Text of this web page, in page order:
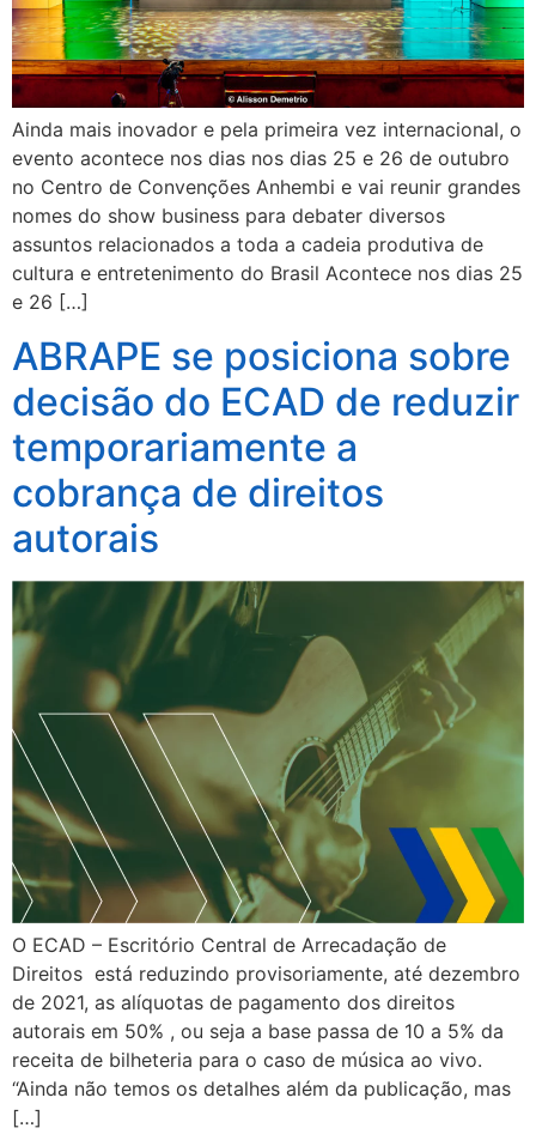
Ainda mais inovador e pela primeira vez internacional, o
evento acontece nos dias nos dias 25 e 26 de outubro
no Centro de Convenções Anhembi e vai reunir grandes
nomes do show business para debater diversos
assuntos relacionados a toda a cadeia produtiva de
cultura e entretenimento do Brasil Acontece nos dias 25
e 26 […]
ABRAPE se posiciona sobre
decisão do ECAD de reduzir
temporariamente a
cobrança de direitos
autorais
O ECAD – Escritório Central de Arrecadação de
Direitos está reduzindo provisoriamente, até dezembro
de 2021, as alíquotas de pagamento dos direitos
autorais em 50% , ou seja a base passa de 10 a 5% da
receita de bilheteria para o caso de música ao vivo.
“Ainda não temos os detalhes além da publicação, mas
[…]